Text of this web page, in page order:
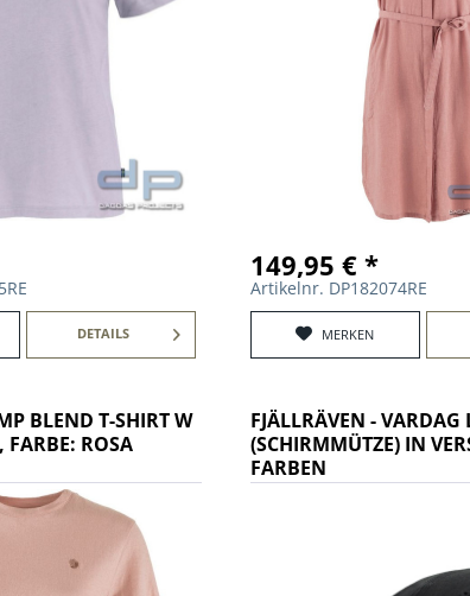
DETAILS
149,95 € *
Artikelnr. DP182074RE
MERKEN
BLEND T-SHIRT W
FARBE: ROSA
FJÄLLRÄVEN - VARDAG
(SCHIRMMÜTZE) IN
FARBEN